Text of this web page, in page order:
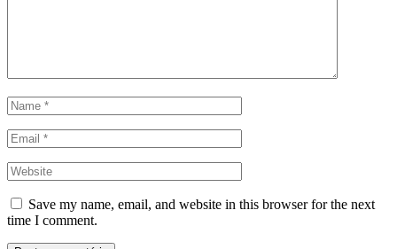
Save my name, email, and website in this browser for the next
time I comment.